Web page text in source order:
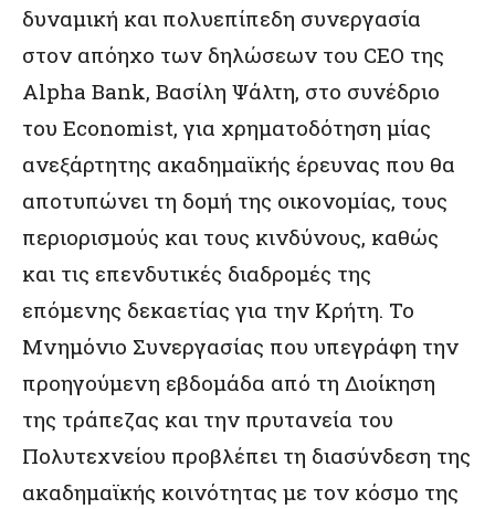
δυναμική και πολυεπίπεδη συνεργασία
στον απόηχο των δηλώσεων του CEO της
Alpha Bank, Βασίλη Ψάλτη, στο συνέδριο
του Economist, για χρηματοδότηση μίας
ανεξάρτητης ακαδημαϊκής έρευνας που θα
αποτυπώνει τη δομή της οικονομίας, τους
περιορισμούς και τους κινδύνους, καθώς
και τις επενδυτικές διαδρομές της
επόμενης δεκαετίας για την Κρήτη. Το
Μνημόνιο Συνεργασίας που υπεγράφη την
προηγούμενη εβδομάδα από τη Διοίκηση
της τράπεζας και την πρυτανεία του
Πολυτεχνείου προβλέπει τη διασύνδεση της
ακαδημαϊκής κοινότητας με τον κόσμο της